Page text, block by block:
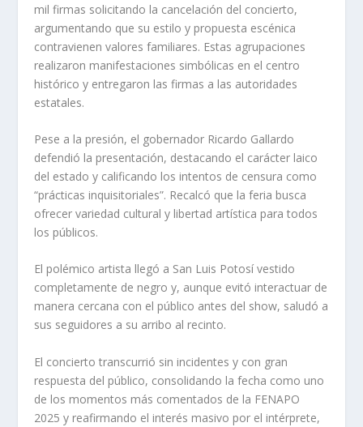
mil firmas solicitando la cancelación del concierto,
argumentando que su estilo y propuesta escénica
contravienen valores familiares. Estas agrupaciones
realizaron manifestaciones simbólicas en el centro
histórico y entregaron las firmas a las autoridades
estatales.
Pese a la presión, el gobernador Ricardo Gallardo
defendió la presentación, destacando el carácter laico
del estado y calificando los intentos de censura como
“prácticas inquisitoriales”. Recalcó que la feria busca
ofrecer variedad cultural y libertad artística para todos
los públicos.
El polémico artista llegó a San Luis Potosí vestido
completamente de negro y, aunque evitó interactuar de
manera cercana con el público antes del show, saludó a
sus seguidores a su arribo al recinto.
El concierto transcurrió sin incidentes y con gran
respuesta del público, consolidando la fecha como uno
de los momentos más comentados de la FENAPO
2025 y reafirmando el interés masivo por el intérprete,